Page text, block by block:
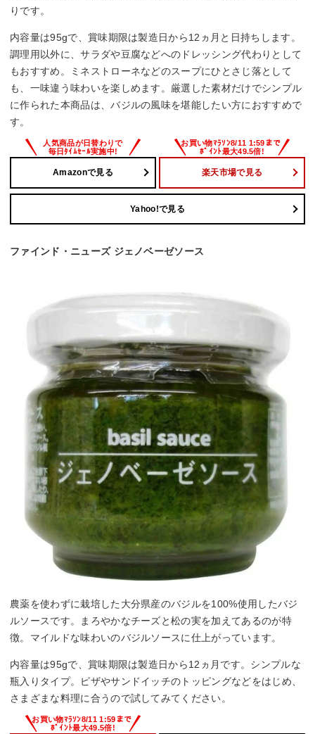
りです。
内容量は95gで、賞味期限は製造日から12ヵ月と日持ちします。
調理用以外に、サラダや豆腐などへのドレッシング代わりとして
もおすすめ。ミネストローネなどのスープにひとさじ落として
も、一味違う味わいを楽しめます。厳選した素材だけでシンプル
に作られた本商品は、バジルの風味を堪能したい方におすすめで
す。
Amazonで見る 楽天市場で見る
Yahoo!で見る
ファインド・ニューズ ジェノベーゼソース
農薬を使わずに栽培した大分県産のバジルを100%使用したバジ
ルソースです。まろやかなチーズと松の実を加えてあるのが特
徴。マイルドな味わいのバジルソースに仕上がっています。
内容量は95gで、賞味期限は製造日から12ヵ月です。シンプルな
瓶入りタイプ。ピザやサンドイッチのトッピングなどをはじめ、
さまざまな料理に合うので試してみてください。